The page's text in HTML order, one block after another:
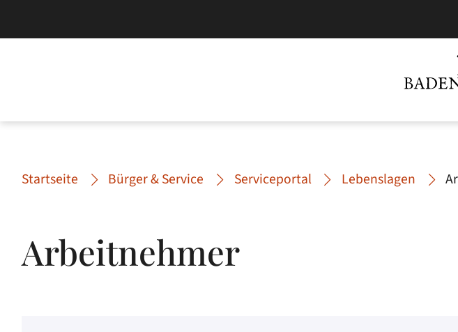
Startseite Bürger & Service Serviceportal Lebenslagen
Arbeitnehmer